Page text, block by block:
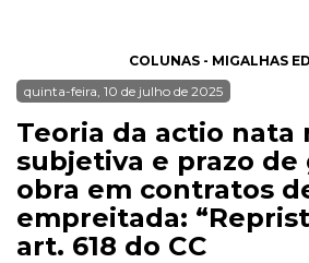
COLUNAS - MIGALHAS
quinta-feira, 10 de julho de 2025
Teoria da actio nata
subjetiva e prazo de
obra em contratos
empreitada:
art. 618 do CC